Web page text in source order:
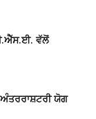
ਵੱਲੋਂ
ਯੋਗ